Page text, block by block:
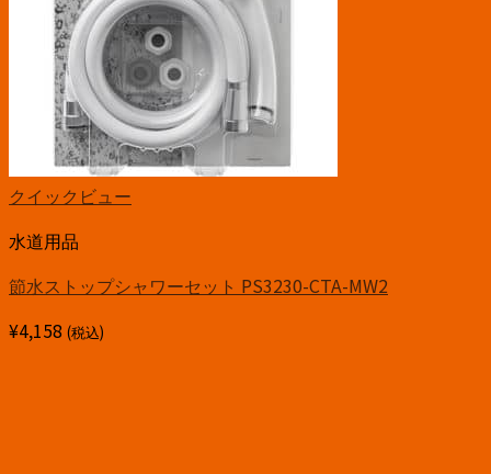
クイックビュー
水道用品
節水ストップシャワーセット PS3230-CTA-MW2
¥4,158 (税込)